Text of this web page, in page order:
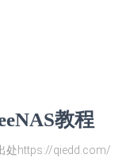
教程
处https://qiedd.com/